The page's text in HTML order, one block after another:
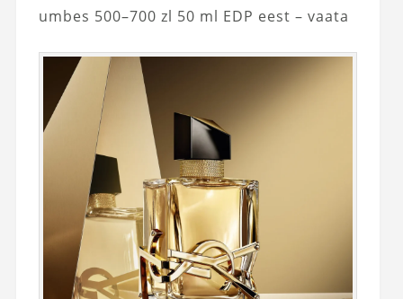
umbes 500–700 zl 50 ml EDP eest – vaata